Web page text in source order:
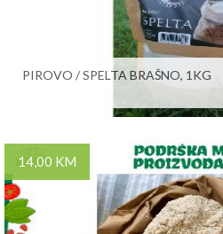
PIROVO / SPELTA BRAŠNO, 1KG
14,00 KM